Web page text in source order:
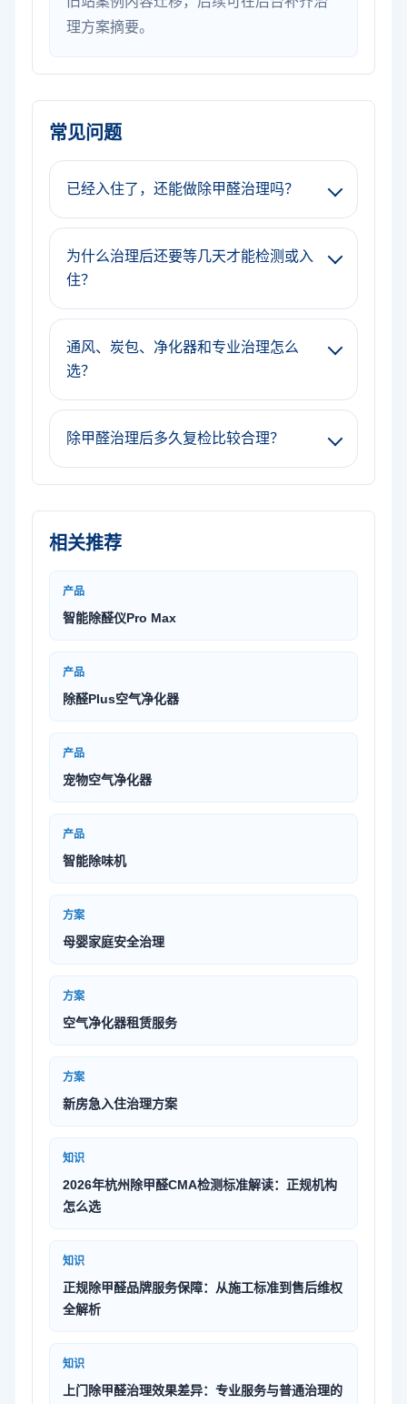
理方案摘要。
常见问题
已经入住了，还能做除甲醛治理吗？
为什么治理后还要等几天才能检测或入
住？
通风、炭包、净化器和专业治理怎么
选？
除甲醛治理后多久复检比较合理？
相关推荐
产品
智能除醛仪Pro Max
产品
除醛Plus空气净化器
产品
宠物空气净化器
产品
智能除味机
方案
母婴家庭安全治理
方案
空气净化器租赁服务
方案
新房急入住治理方案
知识
2026年杭州除甲醛CMA检测标准解读：正规机构
怎么选
知识
正规除甲醛品牌服务保障：从施工标准到售后维权
全解析
知识
上门除甲醛治理效果差异：专业服务与普通治理的